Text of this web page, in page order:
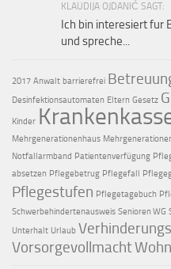
KLAUDIJA OJDANIĆ SAGT:
Ich bin interesiert fur
und spreche...
2017 Anwalt barrierefrei
Desinfektionsautomaten Eltern Gesetz
Kinder
Mehrgenerationenhaus
Notfallarmband Patientenverfügung
absetzen Pflegebetrug Pflegefall
Pflegestufen Pflegetagebuch
Schwerbehindertenausweis Senioren WG
Unterhalt Urlaub
Vorsorgevollmacht